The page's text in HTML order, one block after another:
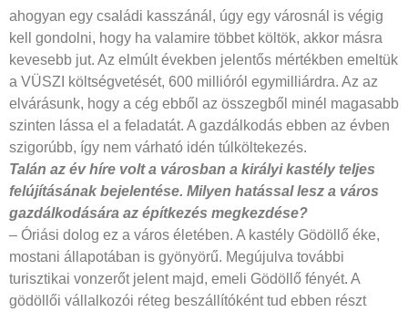
ahogyan egy családi kasszánál, úgy egy városnál is végig
kell gondolni, hogy ha valamire többet költök, akkor másra
kevesebb jut. Az elmúlt években jelentős mértékben emeltük
a VÜSZI költségvetését, 600 millióról egymilliárdra. Az az
elvárásunk, hogy a cég ebből az összegből minél magasabb
szinten lássa el a feladatát. A gazdálkodás ebben az évben
szigorúbb, így nem várható idén túlköltekezés.
Talán az év híre volt a városban a királyi kastély teljes
felújításának bejelentése. Milyen hatással lesz a város
gazdálkodására az építkezés megkezdése?
– Óriási dolog ez a város életében. A kastély Gödöllő éke,
mostani állapotában is gyönyörű. Megújulva további
turisztikai vonzerőt jelent majd, emeli Gödöllő fényét. A
gödöllői vállalkozói réteg beszállítóként tud ebben részt